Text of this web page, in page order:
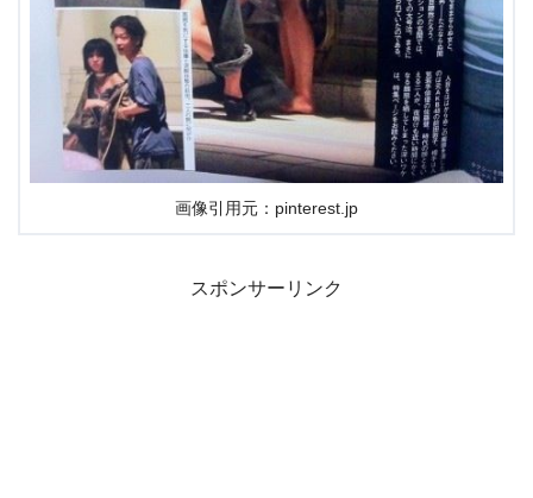
画像引用元：pinterest.jp
スポンサーリンク